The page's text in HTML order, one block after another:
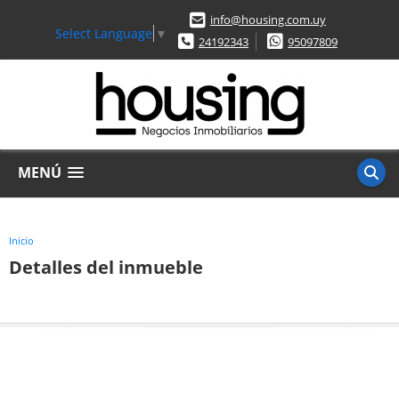
Select Language ▼
info@housing.com.uy
24192343
95097809
MENÚ
Inicio
Detalles del inmueble